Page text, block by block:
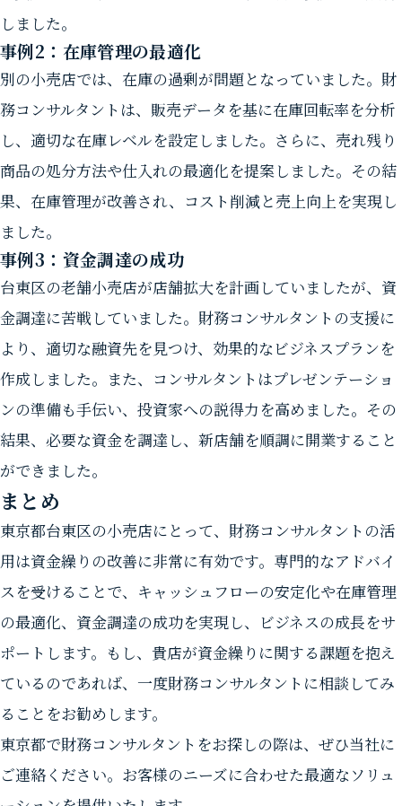
しました。
事例2：在庫管理の最適化
別の小売店では、在庫の過剰が問題となっていました。財
務コンサルタントは、販売データを基に在庫回転率を分析
し、適切な在庫レベルを設定しました。さらに、売れ残り
商品の処分方法や仕入れの最適化を提案しました。その結
果、在庫管理が改善され、コスト削減と売上向上を実現し
ました。
事例3：資金調達の成功
台東区の老舗小売店が店舗拡大を計画していましたが、資
金調達に苦戦していました。財務コンサルタントの支援に
より、適切な融資先を見つけ、効果的なビジネスプランを
作成しました。また、コンサルタントはプレゼンテーショ
ンの準備も手伝い、投資家への説得力を高めました。その
結果、必要な資金を調達し、新店舗を順調に開業すること
ができました。
まとめ
東京都台東区の小売店にとって、財務コンサルタントの活
用は資金繰りの改善に非常に有効です。専門的なアドバイ
スを受けることで、キャッシュフローの安定化や在庫管理
の最適化、資金調達の成功を実現し、ビジネスの成長をサ
ポートします。もし、貴店が資金繰りに関する課題を抱え
ているのであれば、一度財務コンサルタントに相談してみ
ることをお勧めします。
東京都で財務コンサルタントをお探しの際は、ぜひ当社に
ご連絡ください。お客様のニーズに合わせた最適なソリュ